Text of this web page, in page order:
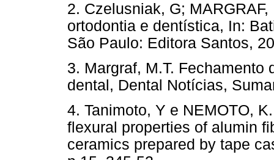
2. Czelusniak, G;
ortodontia e dentística, In:
São Paulo: Editora Santos,
3. Margraf, M.T.
dental, Dental Notícias,
4. Tanimoto, Y e NEMOTO,
flexural properties of alumin
ceramics prepared by tape